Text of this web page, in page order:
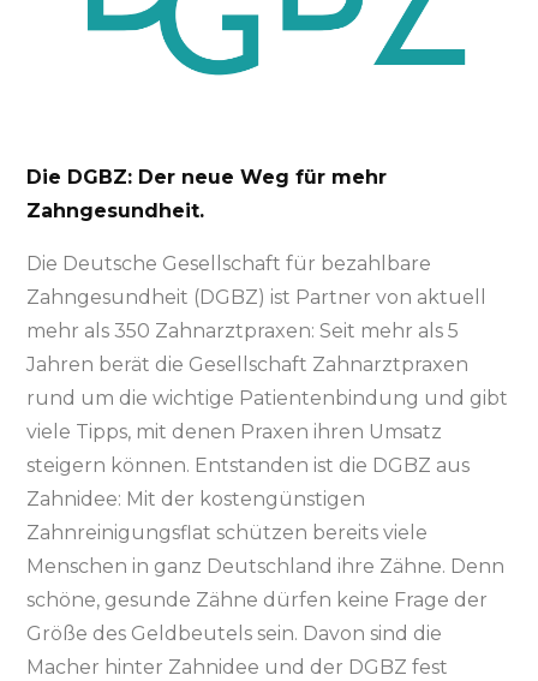
Die DGBZ: Der neue Weg für mehr
Zahngesundheit.
Die Deutsche Gesellschaft für bezahlbare
Zahngesundheit (DGBZ) ist Partner von aktuell
mehr als 350 Zahnarztpraxen: Seit mehr als 5
Jahren berät die Gesellschaft Zahnarztpraxen
rund um die wichtige Patientenbindung und gibt
viele Tipps, mit denen Praxen ihren Umsatz
steigern können. Entstanden ist die DGBZ aus
Zahnidee: Mit der kostengünstigen
Zahnreinigungsflat schützen bereits viele
Menschen in ganz Deutschland ihre Zähne. Denn
schöne, gesunde Zähne dürfen keine Frage der
Größe des Geldbeutels sein. Davon sind die
Macher hinter Zahnidee und der DGBZ fest